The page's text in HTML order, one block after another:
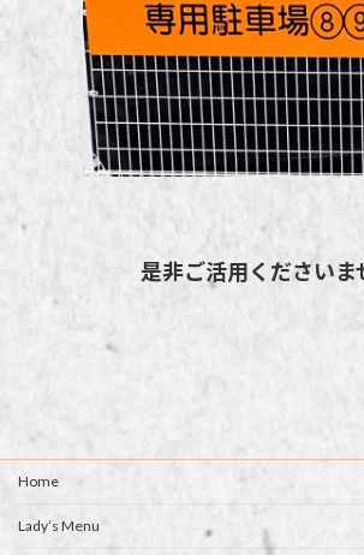
是非ご活用くださいま
Home
Lady’s Menu